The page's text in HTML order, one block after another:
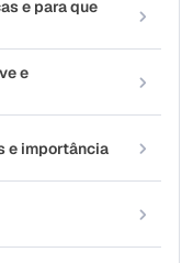
e para que
e
e importância